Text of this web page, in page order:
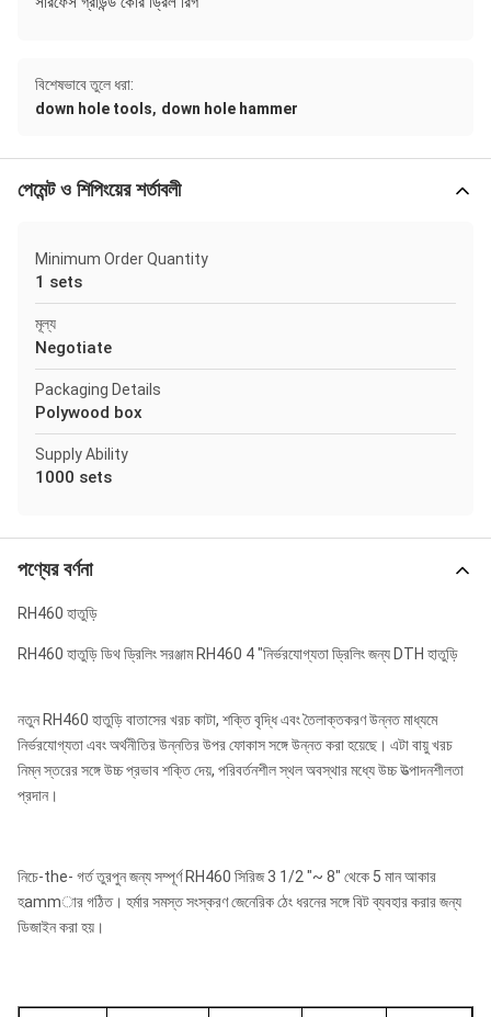
বিশেষভাবে তুলে ধরা:
down hole tools, down hole hammer
পেমেন্ট ও শিপিংয়ের শর্তাবলী
Minimum Order Quantity
1 sets
মূল্য
Negotiate
Packaging Details
Polywood box
Supply Ability
1000 sets
পণ্যের বর্ণনা
RH460 হাতুড়ি
RH460 হাতুড়ি ডিথ ড্রিলিং সরঞ্জাম RH460 4 "নির্ভরযোগ্যতা ড্রিলিং জন্য DTH হাতুড়ি
নতুন RH460 হাতুড়ি বাতাসের খরচ কাটা, শক্তি বৃদ্ধি এবং তৈলাক্তকরণ উন্নত মাধ্যমে
নির্ভরযোগ্যতা এবং অর্থনীতির উন্নতির উপর ফোকাস সঙ্গে উন্নত করা হয়েছে। এটা বায়ু খরচ
নিম্ন স্তরের সঙ্গে উচ্চ প্রভাব শক্তি দেয়, পরিবর্তনশীল স্থল অবস্থার মধ্যে উচ্চ উত্পাদনশীলতা
প্রদান।
নিচে-the- গর্ত তুরপুন জন্য সম্পূর্ণ RH460 সিরিজ 3 1/2 "~ 8" থেকে 5 মান আকার
হammার গঠিত। হর্মার সমস্ত সংস্করণ জেনেরিক ঠেং ধরনের সঙ্গে বিট ব্যবহার করার জন্য
ডিজাইন করা হয়।